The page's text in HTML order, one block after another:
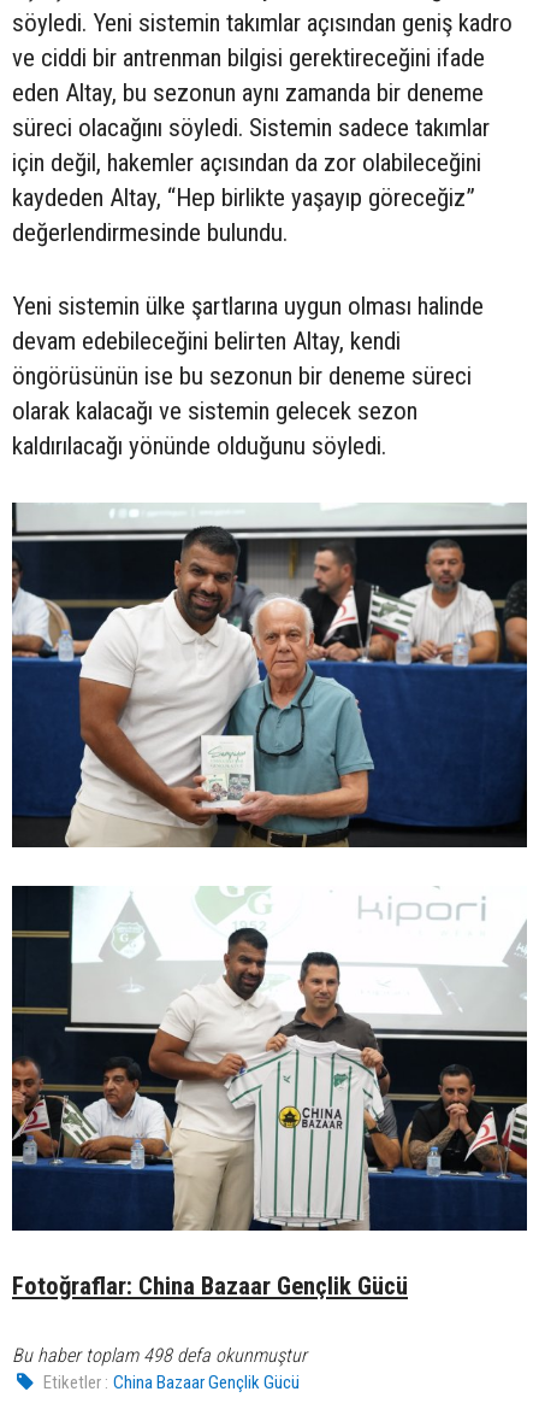
söyledi. Yeni sistemin takımlar açısından geniş kadro
ve ciddi bir antrenman bilgisi gerektireceğini ifade
eden Altay, bu sezonun aynı zamanda bir deneme
süreci olacağını söyledi. Sistemin sadece takımlar
için değil, hakemler açısından da zor olabileceğini
kaydeden Altay, “Hep birlikte yaşayıp göreceğiz”
değerlendirmesinde bulundu.
Yeni sistemin ülke şartlarına uygun olması halinde
devam edebileceğini belirten Altay, kendi
öngörüsünün ise bu sezonun bir deneme süreci
olarak kalacağı ve sistemin gelecek sezon
kaldırılacağı yönünde olduğunu söyledi.
Fotoğraflar: China Bazaar Gençlik Gücü
Bu haber toplam 498 defa okunmuştur
Etiketler : China Bazaar Gençlik Gücü